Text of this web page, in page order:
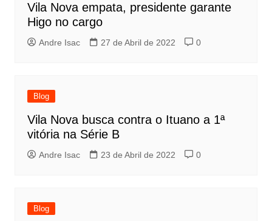
Vila Nova empata, presidente garante
Higo no cargo
Andre Isac 27 de Abril de 2022 0
Blog
Vila Nova busca contra o Ituano a 1ª
vitória na Série B
Andre Isac 23 de Abril de 2022 0
Blog